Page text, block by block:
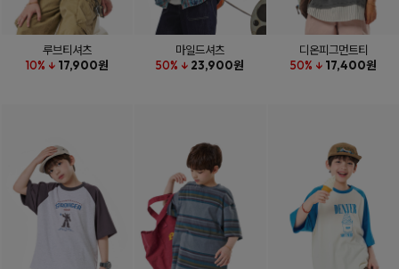
루브티셔츠
10% ↓ 17,900원
마일드셔츠
50% ↓ 23,900원
디온피그먼트티
50% ↓ 17,400원